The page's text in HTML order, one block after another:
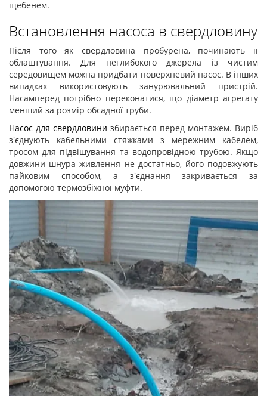
щебенем.
Встановлення насоса в свердловину
Після того як свердловина пробурена, починають її
облаштування. Для неглибокого джерела із чистим
середовищем можна придбати поверхневий насос. В інших
випадках використовують занурювальний пристрій.
Насамперед потрібно переконатися, що діаметр агрегату
менший за розмір обсадної труби.
Насос для свердловини збирається перед монтажем. Виріб
з'єднують кабельними стяжками з мережним кабелем,
тросом для підвішування та водопровідною трубою. Якщо
довжини шнура живлення не достатньо, його подовжують
пайковим способом, а з'єднання закривається за
допомогою термозбіжної муфти.